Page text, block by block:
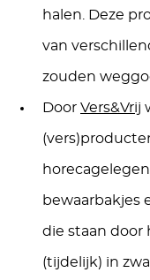
halen. Deze
van
zouden
Door Vers&Vrij
bewaarbakjes
die staan door
(tijdelijk) in